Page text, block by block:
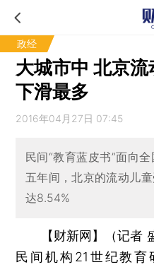
政经
大城市中 北京
下滑最多
2016年04月27日 07:45
民间“教育蓝皮书”面向
五年间，北京的流动儿
达8.54%
【财新网】（记者
民间机构21世纪教育